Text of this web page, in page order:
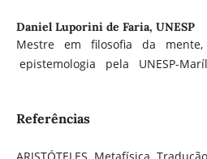
Daniel Luporini de Faria, UNESP
Mestre em filosofia da
epistemologia pela UNESP-
Referências